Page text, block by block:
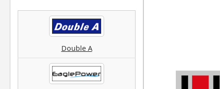
Double A